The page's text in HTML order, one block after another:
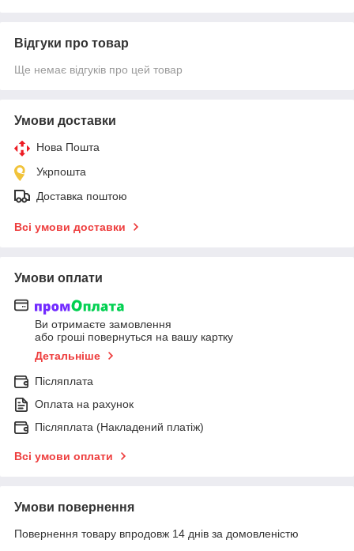
Відгуки про товар
Ще немає відгуків про цей товар
Умови доставки
Нова Пошта
Укрпошта
Доставка поштою
Всі умови доставки
Умови оплати
Ви отримаєте замовлення
або гроші повернуться на вашу картку
Детальніше
Післяплата
Оплата на рахунок
Післяплата (Накладений платіж)
Всі умови оплати
Умови повернення
Повернення товару впродовж 14 днів за домовленістю